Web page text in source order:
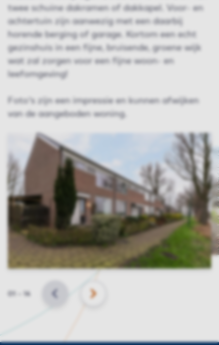
twee schuine dakramen of dakkapel. Voor- en
achtertuin zijn aanwezig met een daarbij
horende berging of garage. Kortom een echt
gezinshuis in een fijne, bruisende, groene wijk
wat zal zorgen voor een fijne woon- en
leefomgeving!
Foto's zijn een impressie en kunnen afwijken
van de aangeboden woning.
Slide
VORIGE VOLGENDE